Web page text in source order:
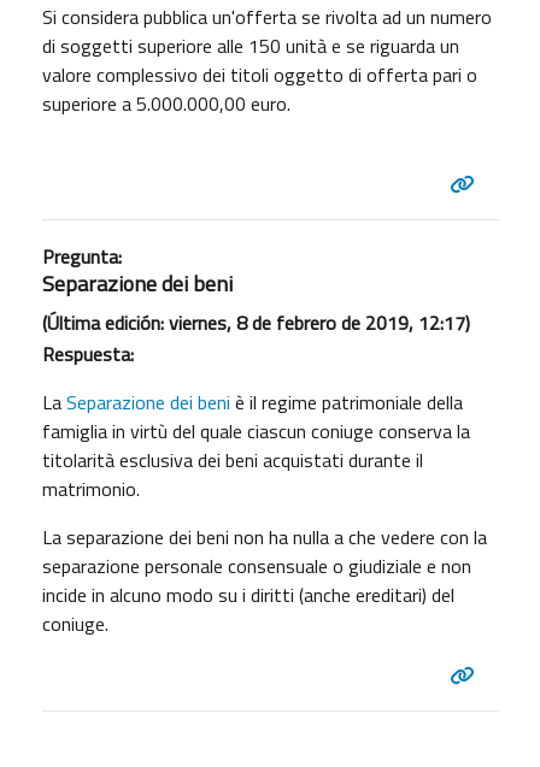
Si considera pubblica un'offerta se rivolta ad un numero
di soggetti superiore alle 150 unità e se riguarda un
valore complessivo dei titoli oggetto di offerta pari o
superiore a 5.000.000,00 euro.
Pregunta:
Separazione dei beni
(Última edición: viernes, 8 de febrero de 2019, 12:17)
Respuesta:
LaSeparazione dei beni è il regime patrimoniale della
famiglia in virtù del quale ciascun coniuge conserva la
titolarità esclusiva dei beni acquistati durante il
matrimonio.
La separazione dei beni non ha nulla a che vedere con la
separazione personale consensuale o giudiziale e non
incide in alcuno modo su i diritti (anche ereditari) del
coniuge.